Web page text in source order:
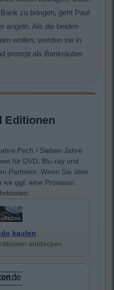
zu bringen, geht Paul
angeln. Als die beiden
wollen, werden sie in
prompt als Bankräuber
Editionen
Pech / Sieben Jahre
für DVD, Blu-ray und
Partnern. Wenn Sie über
wir ggf. eine Provision.
kaufen
entdecken